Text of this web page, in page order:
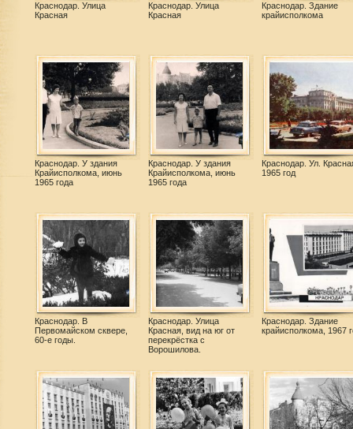
Краснодар. Улица
Красная
Краснодар. Улица
Красная
Краснодар. Здание
крайисполкома
Краснодар. У здания
Крайисполкома, июнь
1965 года
Краснодар. У здания
Крайисполкома, июнь
1965 года
Краснодар. Ул.
1965 год
Краснодар. В
Первомайском сквере,
60-е годы.
Краснодар. Улица
Красная, вид на юг от
перекрёстка с
Ворошилова.
Краснодар. Здание
крайисполкома, 1967